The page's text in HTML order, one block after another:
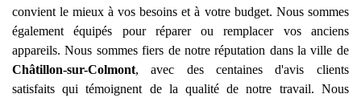
convient le mieux à vos besoins et à votre budget. Nous sommes
également équipés pour réparer ou remplacer vos anciens
appareils. Nous sommes fiers de notre réputation dans la ville de
Châtillon-sur-Colmont, avec des centaines d'avis clients
satisfaits qui témoignent de la qualité de notre travail. Nous